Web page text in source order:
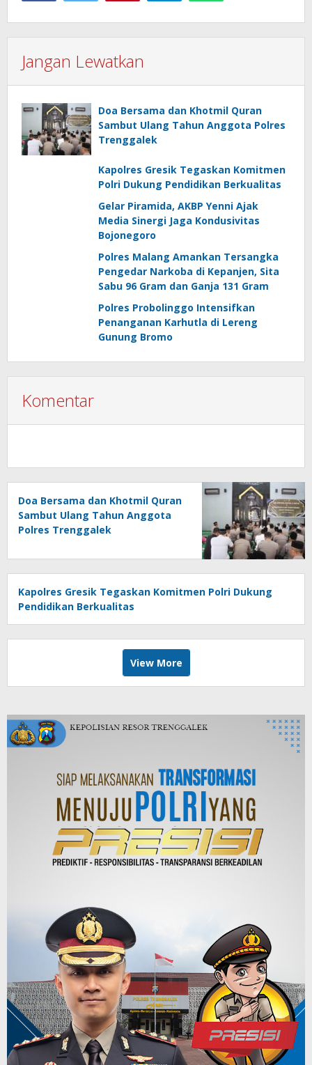
Jangan Lewatkan
Doa Bersama dan Khotmil Quran
Sambut Ulang Tahun Anggota Polres
Trenggalek
Kapolres Gresik Tegaskan Komitmen
Polri Dukung Pendidikan Berkualitas
Gelar Piramida, AKBP Yenni Ajak
Media Sinergi Jaga Kondusivitas
Bojonegoro
Polres Malang Amankan Tersangka
Pengedar Narkoba di Kepanjen, Sita
Sabu 96 Gram dan Ganja 131 Gram
Polres Probolinggo Intensifkan
Penanganan Karhutla di Lereng
Gunung Bromo
Komentar
Doa Bersama dan Khotmil Quran
Sambut Ulang Tahun Anggota
Polres Trenggalek
Kapolres Gresik Tegaskan Komitmen Polri Dukung
Pendidikan Berkualitas
View More